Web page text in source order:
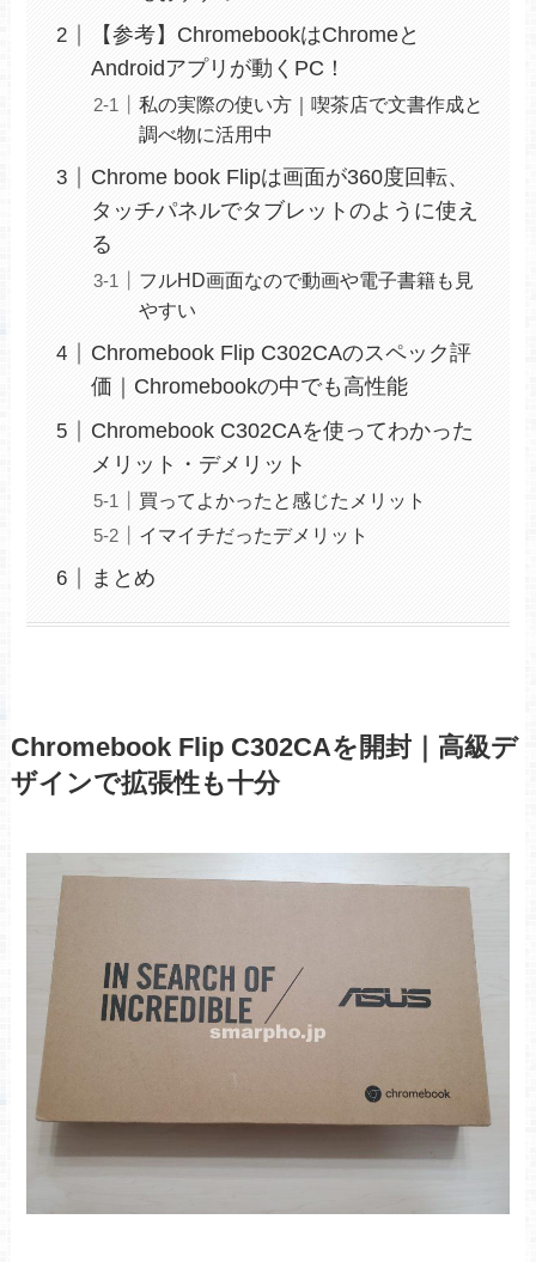
【参考】ChromebookはChromeと
Androidアプリが動くPC！
私の実際の使い方｜喫茶店で文書作成と
調べ物に活用中
Chrome book Flipは画面が360度回転、
タッチパネルでタブレットのように使え
る
フルHD画面なので動画や電子書籍も見
やすい
Chromebook Flip C302CAのスペック評
価｜Chromebookの中でも高性能
Chromebook C302CAを使ってわかった
メリット・デメリット
買ってよかったと感じたメリット
イマイチだったデメリット
まとめ
Chromebook Flip C302CAを開封｜高級デ
ザインで拡張性も十分